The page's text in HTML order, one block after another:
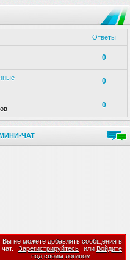
Ответы
0
0
0
ЧАТ
Вы не можете добавлять сообщения в
чат.
Зарегистрируйтесь или Войдите
под своим логином!